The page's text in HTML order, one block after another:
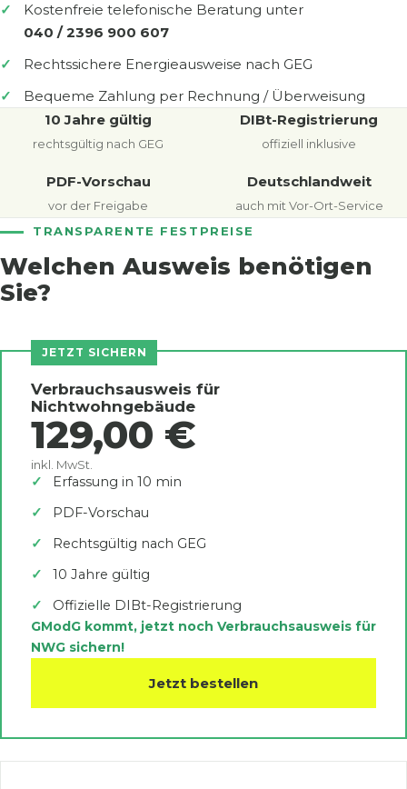
Kostenfreie telefonische Beratung unter
040 / 2396 900 607
Rechtssichere Energieausweise nach GEG
Bequeme Zahlung per Rechnung / Überweisung
10 Jahre gültig
rechtsgültig nach GEG
DIBt-Registrierung
offiziell inklusive
PDF-Vorschau
vor der Freigabe
Deutschlandweit
auch mit Vor-Ort-Service
TRANSPARENTE FESTPREISE
Welchen Ausweis benötigen
Sie?
JETZT SICHERN
Verbrauchsausweis für
Nichtwohngebäude
129,00 €
inkl. MwSt.
Erfassung in 10 min
PDF-Vorschau
Rechtsgültig nach GEG
10 Jahre gültig
Offizielle DIBt-Registrierung
GModG kommt, jetzt noch Verbrauchsausweis für
NWG sichern!
Jetzt bestellen